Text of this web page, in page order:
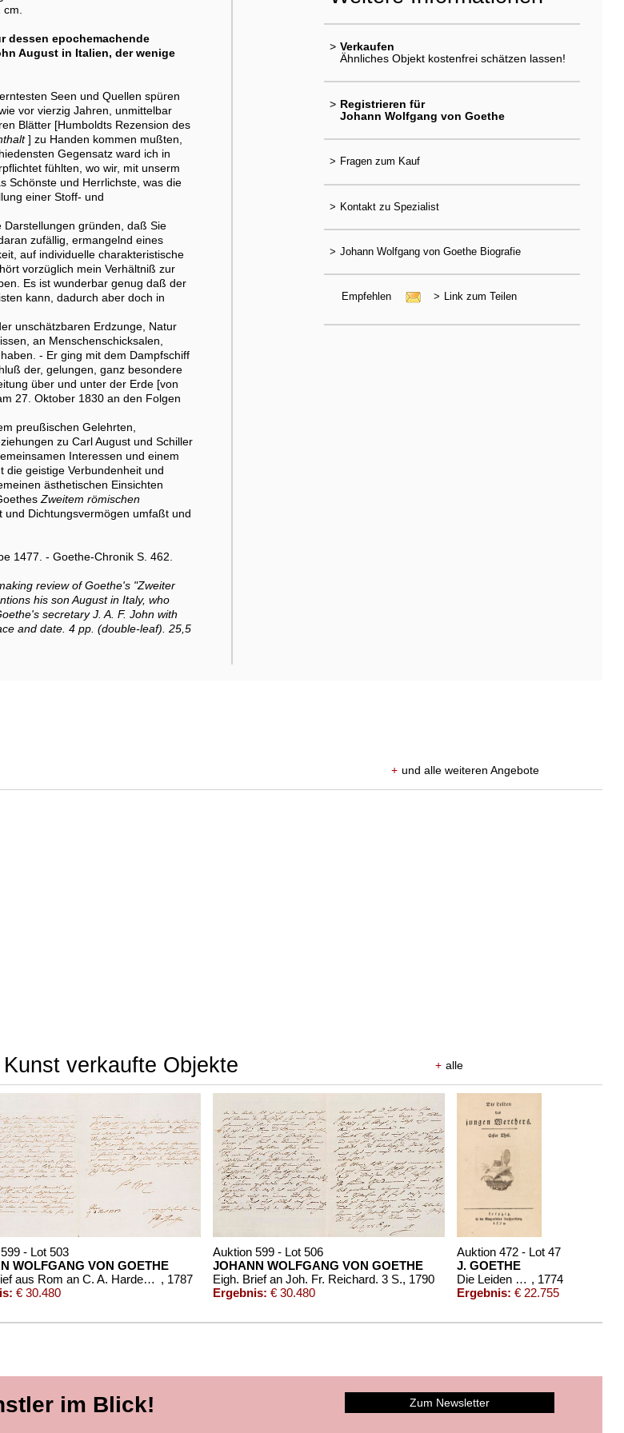
dessen epochemachende
August in Italien, der wenige
Seen und Quellen spüren
vor vierzig Jahren, unmittelbar
Blätter [Humboldts Rezension des
] zu Handen kommen mußten,
Gegensatz ward ich in
fühlten, wo wir, mit unserm
Schönste und Herrlichste, was die
einer Stoff- und
gründen, daß Sie
zufällig, ermangelnd eines
auf individuelle charakteristische
vorzüglich mein Verhältniß zur
Es ist wunderbar genug daß der
kann, dadurch aber doch in
unschätzbaren Erdzunge, Natur
an Menschenschicksalen,
- Er ging mit dem Dampfschiff
der, gelungen, ganz besondere
über und unter der Erde [von
27. Oktober 1830 an den Folgen
preußischen Gelehrten,
zu Carl August und Schiller
Interessen und einem
die geistige Verbundenheit und
ästhetischen Einsichten
Zweitem römischen
und Dichtungsvermögen umfaßt und
1477. - Goethe-Chronik S. 462.
review of Goethe's "Zweiter
his son August in Italy, who
secretary J. A. F. John with
and date. 4 pp. (double-leaf). 25,5
> Verkaufen
Ähnliches Objekt kostenfrei schätzen lassen!
> Registrieren für
Johann Wolfgang von Goethe
> Fragen zum Kauf
> Kontakt zu Spezialist
> Johann Wolfgang von Goethe Biografie
Empfehlen > Link zum Teilen
+ und alle weiteren Angebote
verkaufte Objekte + alle
- Lot 503
WOLFGANG VON GOETHE
Eigh. Brief aus Rom an C. A. Hardenberg. 3 S. , 1787
€ 30.480
Auktion 599 - Lot 506
JOHANN WOLFGANG VON GOETHE
Eigh. Brief an Joh. Fr. Reichard. 3 S., 1790
Ergebnis: € 30.480
Auktion 472 - Lot 47
J. GOETHE
Die Leiden des jungen Werthers , 1774
Ergebnis: € 22.755
im Blick! Zum Newsletter